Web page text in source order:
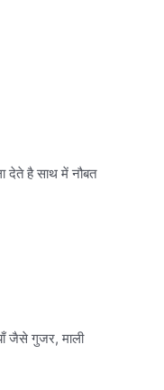
देते है साथ में नौबत
जैसे गुजर, माली